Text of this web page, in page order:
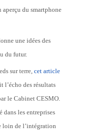
du smartphone
une idées des
du futur.
sur terre,cet article
l’écho des résultats
le Cabinet CESMO.
les entreprises
loin de l’intégration